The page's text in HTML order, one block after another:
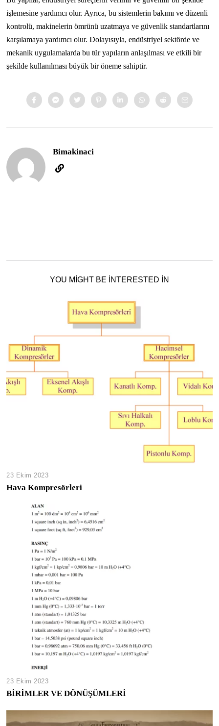
işlemesine yardımcı olur. Ayrıca, bu sistemlerin bakımı ve düzenli
kontrolü, makinelerin ömrünü uzatmaya ve güvenlik standartlarını
karşılamaya yardımcı olur. Dolayısıyla, endüstriyel sektörde ve
mekanik uygulamalarda bu tür yapıların anlaşılması ve etkili bir
şekilde kullanılması büyük bir öneme sahiptir.
Bimakinaci
YOU MIGHT BE INTERESTED IN
23 Ekim 2023
Hava Kompresörleri
23 Ekim 2023
BİRİMLER VE DÖNÜŞÜMLERİ